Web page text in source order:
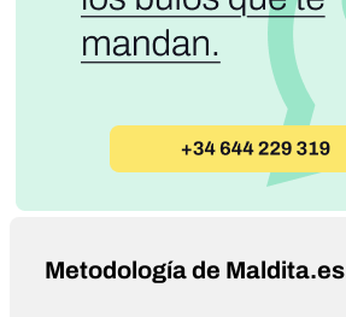
Metodología de Maldita.es